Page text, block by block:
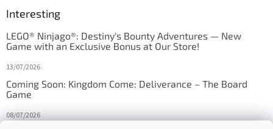
Interesting
LEGO® Ninjago®: Destiny's Bounty Adventures — New
Game with an Exclusive Bonus at Our Store!
13/07/2026
Coming Soon: Kingdom Come: Deliverance – The Board
Game
08/07/2026